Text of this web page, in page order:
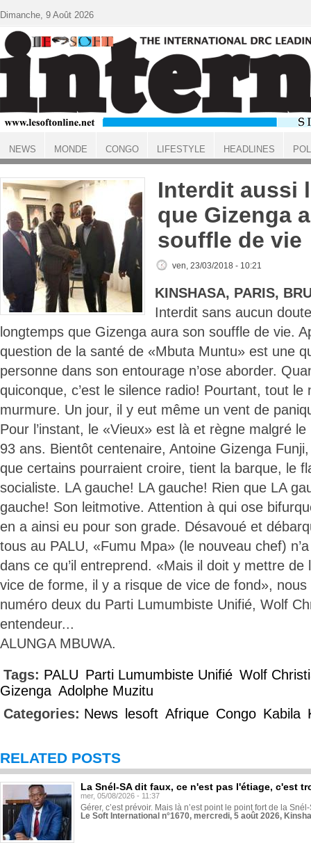
ACCUEIL
Interdit aussi
que Gizenga
souffle de vie
ven, 23/03/2018 - 10:21
KINSHASA, PARIS,
Interdit sans aucun
longtemps que Gizenga aura son souffle de vie.
question de la santé de «Mbuta Muntu» est une
personne dans son entourage n’ose aborder.
quiconque, c’est le silence radio! Pourtant, tout le
murmure. Un jour, il y eut même un vent de
Pour l’instant, le «Vieux» est là et règne malgré
93 ans. Bientôt centenaire, Antoine Gizenga
que certains pourraient croire, tient la barque, le
socialiste. LA gauche! LA gauche! Rien que LA
gauche! Son leitmotive. Attention à qui ose
en a ainsi eu pour son grade. Désavoué et
tous au PALU, «Fumu Mpa» (le nouveau chef)
dans ce qu’il entreprend. «Mais il doit y mettre
vice de forme, il y a risque de vice de fond»,
numéro deux du Parti Lumumbiste Unifié, Wolf
entendeur...
ALUNGA MBUWA.
Tags: PALU Parti Lumumbiste Unifié Wolf
Gizenga Adolphe Muzitu
Categories: News lesoft Afrique Congo Kabila
RELATED POSTS
La Snél-SA dit faux, ce n'est pas l'étiage, c'est
mer, 05/08/2026 - 11:37
Gérer, c’est prévoir. Mais là n’est point le point fort de la
Le Soft International n°1670, mercredi, 5 août 2026,
Dimanche, 9 Août 2026
NEWS MONDE CONGO LIFESTYLE HEADLINES